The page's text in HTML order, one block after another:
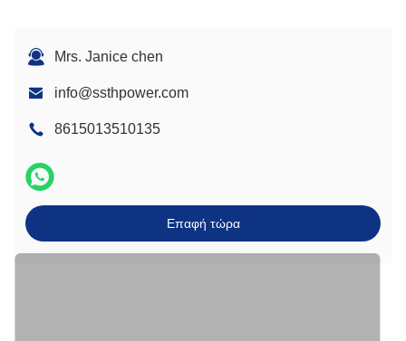
Mrs. Janice chen
info@ssthpower.com
8615013510135
Επαφή τώρα